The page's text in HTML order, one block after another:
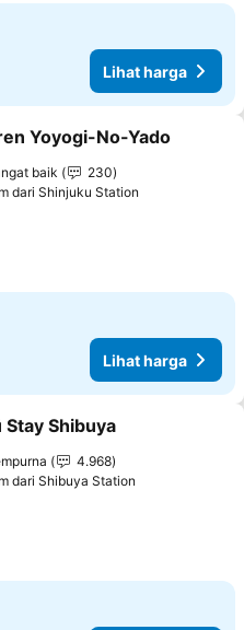
Lihat harga
ke favorit
Yoyogi-No-Yado
baik
230
dari Shinjuku Station
Lihat harga
ke favorit
Stay Shibuya
4.968
dari Shibuya Station